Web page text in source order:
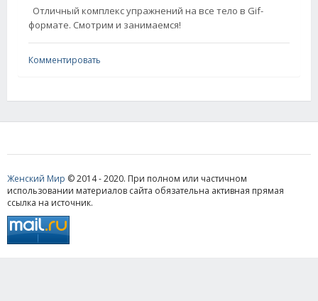
Отличный комплекс упражнений на все тело в Gif-
формате. Смотрим и занимаемся!
Комментировать
Женский Мир © 2014 - 2020. При полном или частичном
использовании материалов сайта обязательна активная прямая
ссылка на источник.